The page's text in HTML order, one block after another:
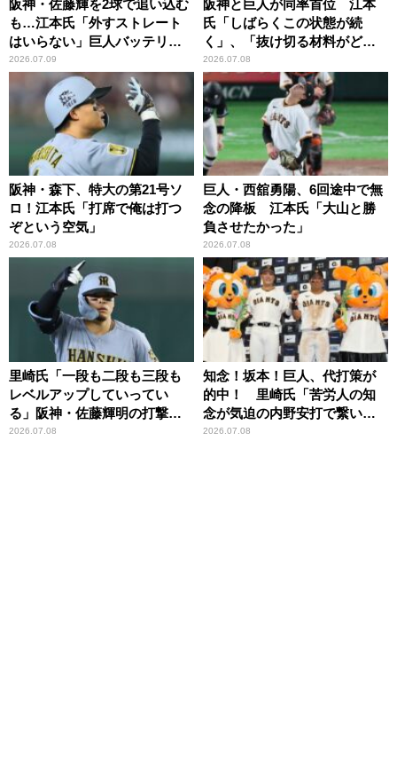
阪神・佐藤輝を2球で追い込む
も…江本氏「外すストレート
はいらない」巨人バッテリー
に苦言
2026.07.09
阪神と巨人が同率首位 江本
氏「しばらくこの状態が続
く」、「抜け切る材料がどっ
ちも今ひとつ」
2026.07.08
阪神・森下、特大の第21号ソ
ロ！江本氏「打席で俺は打つ
ぞという空気」
2026.07.08
巨人・西舘勇陽、6回途中で無
念の降板 江本氏「大山と勝
負させたかった」
2026.07.08
里崎氏「一段も二段も三段も
レベルアップしていってい
る」阪神・佐藤輝明の打撃力
を絶賛
2026.07.08
知念！坂本！巨人、代打策が
的中！ 里崎氏「苦労人の知
念が気迫の内野安打で繋い
で、ベテランが決め切った」
2026.07.08